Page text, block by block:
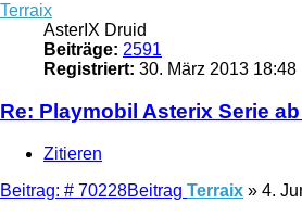
Terraix
AsterIX Druid
Beiträge: 2591
Registriert: 30. März 2013 18:48
Re: Playmobil Asterix Serie ab
Zitieren
Beitrag: # 70228Beitrag Terraix » 4.